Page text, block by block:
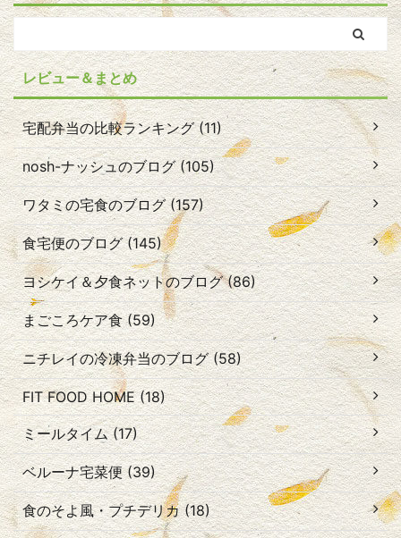
レビュー＆まとめ
宅配弁当の比較ランキング (11)
nosh-ナッシュのブログ (105)
ワタミの宅食のブログ (157)
食宅便のブログ (145)
ヨシケイ＆夕食ネットのブログ (86)
まごころケア食 (59)
ニチレイの冷凍弁当のブログ (58)
FIT FOOD HOME (18)
ミールタイム (17)
ベルーナ宅菜便 (39)
食のそよ風・プチデリカ (18)